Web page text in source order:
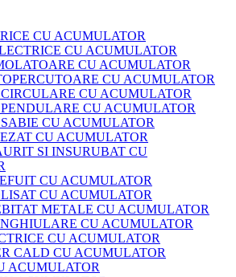
CU ACUMULATOR
CU ACUMULATOR
CU ACUMULATOR
CU ACUMULATOR
CU ACUMULATOR
CU ACUMULATOR
CU ACUMULATOR
CU ACUMULATOR
SI INSURUBAT CU
CU ACUMULATOR
CU ACUMULATOR
METALE CU ACUMULATOR
CU ACUMULATOR
CU ACUMULATOR
CALD CU ACUMULATOR
ACUMULATOR